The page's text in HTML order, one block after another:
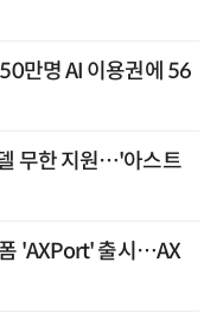
만명 AI 이용권에 56
무한 지원…'아스트
'AXPort' 출시…AX